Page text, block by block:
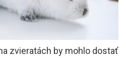
zvieratách by mohlo dostať